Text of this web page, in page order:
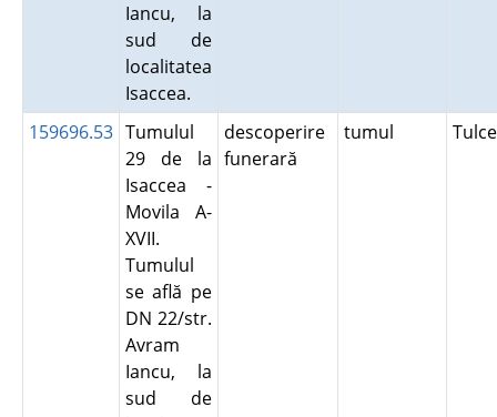
Iancu, la
sud de
localitatea
Isaccea.
159696.53 Tumulul
29 de la
Isaccea -
Movila A-
XVII.
Tumulul
se află pe
DN 22/str.
Avram
Iancu, la
sud de
descoperire
funerară
tumul